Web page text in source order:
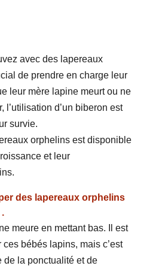
avec des lapereaux
de prendre en charge leur
leur mère lapine meurt ou ne
l’utilisation d’un biberon est
survie.
orphelins est disponible
et leur
des lapereaux orphelins
meure en mettant bas. Il est
bébés lapins, mais c’est
de la ponctualité et de